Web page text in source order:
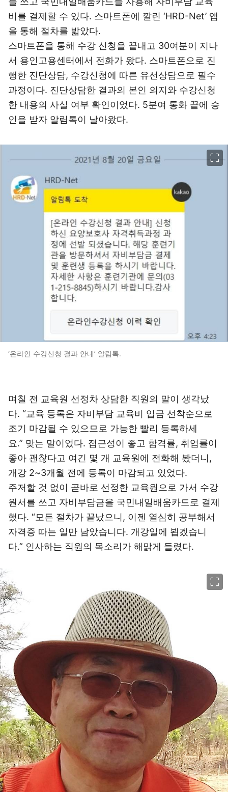
비를 결제할 수 있다. 스마트폰에 깔린 ‘HRD-Net’ 앱
을 통해 절차를 밟았다.
스마트폰을 통해 수강 신청을 끝내고 30여분이 지나
서 용인고용센터에서 전화가 왔다. 스마트폰으로 진
행한 진단상담, 수강신청에 따른 유선상담으로 필수
과정이다. 진단상담한 결과의 본인 의지와 수강신청
한 내용의 사실 여부 확인이었다. 5분여 통화 끝에 승
인을 받자 알림톡이 날아왔다.
‘온라인 수강신청 결과 안내’ 알림톡.
며칠 전 교육원 선정차 상담한 직원의 말이 생각났
다. “교육 등록은 자비부담 교육비 입금 선착순으로
조기 마감될 수 있으므로 가능한 빨리 등록하세
요.” 맞는 말이었다. 접근성이 좋고 합격률, 취업률이
좋아 괜찮다고 여긴 몇 개 교육원에 전화해 봤더니,
개강 2~3개월 전에 등록이 마감되고 있었다.
주저할 것 없이 곧바로 선정한 교육원으로 가서 수강
원서를 쓰고 자비부담금을 국민내일배움카드로 결제
했다. “모든 절차가 끝났으니, 이젠 열심히 공부해서
자격증 따는 일만 남았습니다. 개강일에 뵙겠습니
다.” 인사하는 직원의 목소리가 해맑게 들렸다.